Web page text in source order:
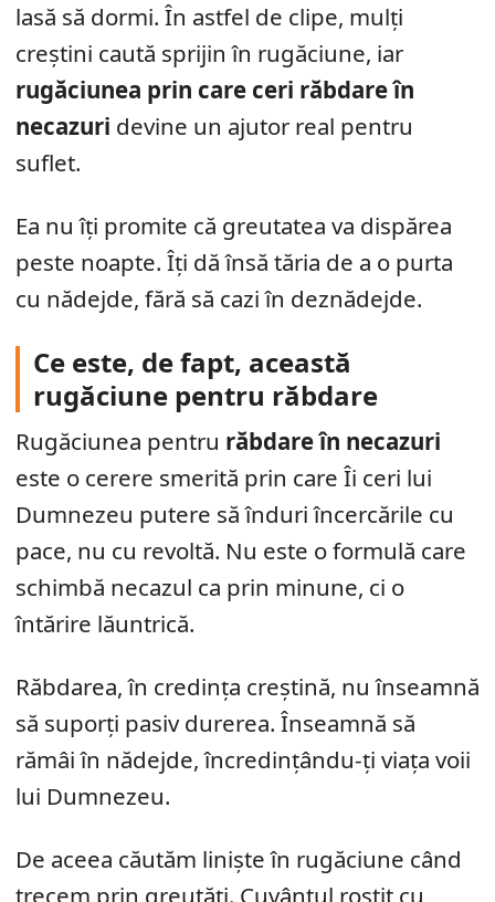
lasă să dormi. În astfel de clipe, mulți
creștini caută sprijin în rugăciune, iar
rugăciunea prin care ceri răbdare în
necazuri devine un ajutor real pentru
suflet.
Ea nu îți promite că greutatea va dispărea
peste noapte. Îți dă însă tăria de a o purta
cu nădejde, fără să cazi în deznădejde.
Ce este, de fapt, această
rugăciune pentru răbdare
Rugăciunea pentru răbdare în necazuri
este o cerere smerită prin care Îi ceri lui
Dumnezeu putere să înduri încercările cu
pace, nu cu revoltă. Nu este o formulă care
schimbă necazul ca prin minune, ci o
întărire lăuntrică.
Răbdarea, în credința creștină, nu înseamnă
să suporți pasiv durerea. Înseamnă să
rămâi în nădejde, încredințându-ți viața voii
lui Dumnezeu.
De aceea căutăm liniște în rugăciune când
trecem prin greutăți. Cuvântul rostit cu